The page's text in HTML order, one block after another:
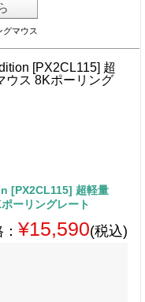
マウス
[PX2CL115] 超軽量
ーリングレート
¥15,590(税込)